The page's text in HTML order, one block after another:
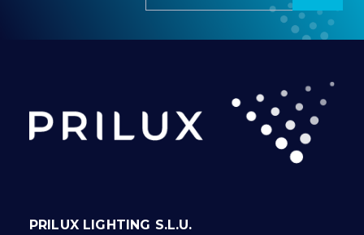
PRILUX LIGHTING S.L.U.